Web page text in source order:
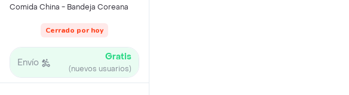
Comida China - Bandeja Coreana
Cerrado por hoy
Envío Gratis
(nuevos usuarios)